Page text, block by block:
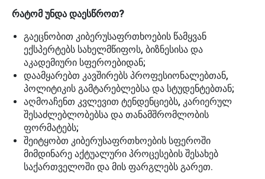
რატომ უნდა დაესწროთ?
გაეცნობით კიბერუსაფრთხოების წამყვან
ექსპერტებს სახელმწიფოს, ბიზნესისა და
აკადემიური სფეროებიდან;
დაამყარებთ კავშირებს პროფესიონალებთან,
პოლიტიკის გამტარებლებსა და სტუდენტებთან;
აღმოაჩენთ კვლევით ტენდენციებს, კარიერულ
შესაძლებლობებსა და თანამშრომლობის
ფორმატებს;
შეიტყობთ კიბერუსაფრთხოების სფეროში
მიმდინარე აქტუალური პროცესების შესახებ
საქართველოში და მის ფარგლებს გარეთ.